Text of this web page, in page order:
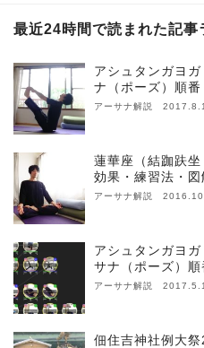
最近24時間で読まれた記事
アシュタンガヨ
ナ（ポーズ）順番
アーサナ解説
蓮華座（結跏趺坐
効果・練習法・図
アーサナ解説
アシュタンガヨ
サナ（ポーズ）
アーサナ解説
佃住吉神社例大